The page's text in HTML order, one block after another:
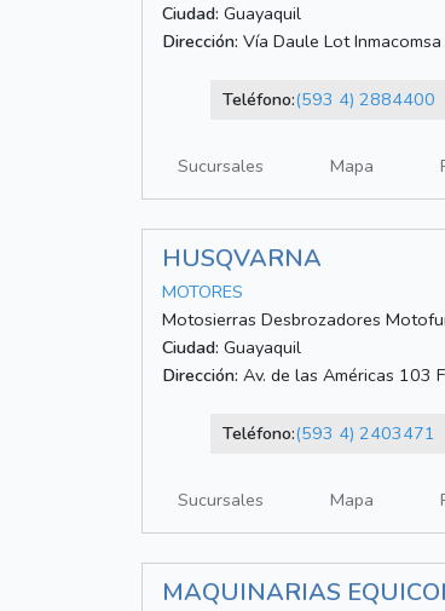
Ciudad: Guayaquil
Dirección: Vía Daule Lot
Teléfono:(593 4) 2884400
Sucursales Mapa
HUSQVARNA
MOTORES
Motosierras Desbrozadores
Ciudad: Guayaquil
Dirección: Av. de las Américas 103
Teléfono:(593 4) 2403471
Sucursales Mapa
MAQUINARIAS